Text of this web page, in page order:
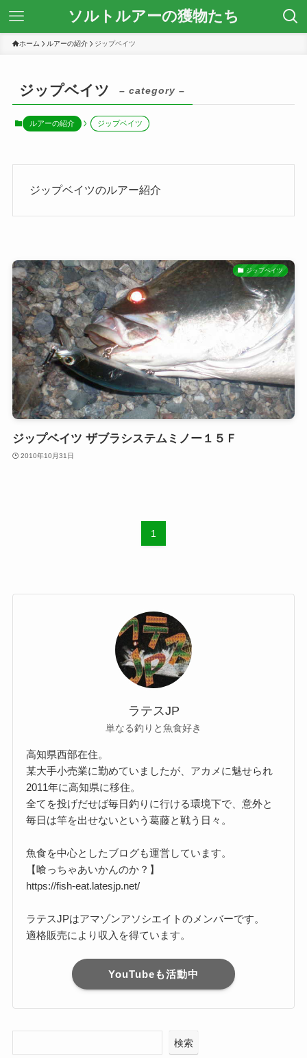
ソルトルアーの獲物たち
ホーム ルアーの紹介 ジップベイツ
ジップベイツ – category –
ルアーの紹介 ジップベイツ
ジップベイツのルアー紹介
ジップベイツ
ジップベイツ ザブラシステムミノー１５Ｆ
2010年10月31日
1
ラテスJP
単なる釣りと魚食好き
高知県西部在住。
某大手小売業に勤めていましたが、アカメに魅せられ
2011年に高知県に移住。
全てを投げだせば毎日釣りに行ける環境下で、意外と
毎日は竿を出せないという葛藤と戦う日々。
魚食を中心としたブログも運営しています。
【喰っちゃあいかんのか？】
https://fish-eat.latesjp.net/
ラテスJPはアマゾンアソシエイトのメンバーです。
適格販売により収入を得ています。
YouTubeも活動中
検索